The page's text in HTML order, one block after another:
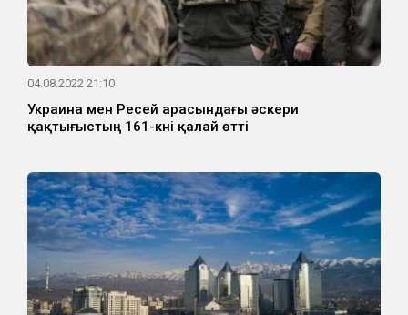
04.08.2022 21:10
Украина мен Ресей арасындағы әскери
қақтығыстың 161-күні қалай өтті